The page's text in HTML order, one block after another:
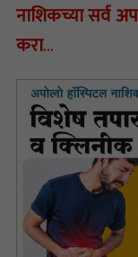
नाशिकच्या सर्व
करा…